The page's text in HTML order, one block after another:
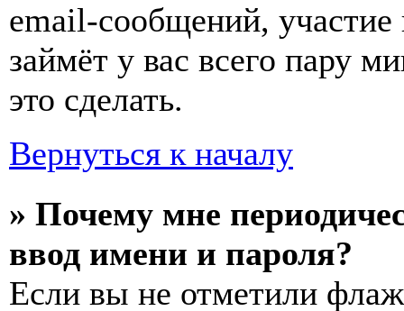
email-сообщений, участие
займёт у вас всего пару
это сделать.
Вернуться к началу
» Почему мне
ввод имени и пароля?
Если вы не отметили